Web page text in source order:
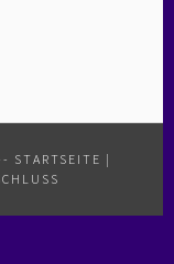
STARTSEITE |